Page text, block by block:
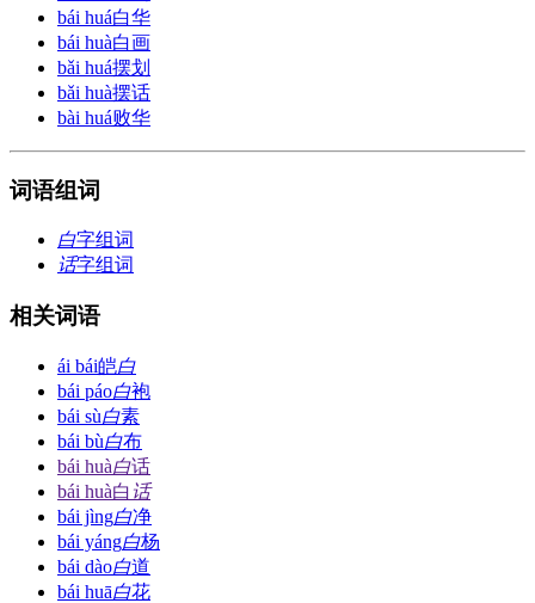
bái huá白华
bái huà白画
bǎi huá摆划
bǎi huà摆话
bài huá败华
词语组词
白字组词
话字组词
相关词语
ái bái皑白
bái páo白袍
bái sù白素
bái bù白布
bái huà白话
bái huà白 话
bái jìng白净
bái yáng白杨
bái dào白道
bái huā白花